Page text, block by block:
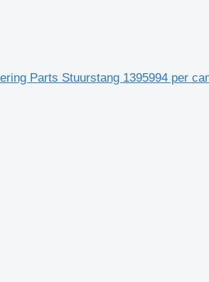
Parts Stuurstang 1395994 per